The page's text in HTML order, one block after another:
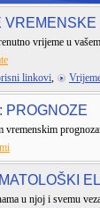
VREMENSKE
vrijeme u
linkovi,
PROGNOZE
vremenskim
u njoj i svemu